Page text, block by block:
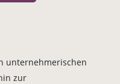
unternehmerischen
zur